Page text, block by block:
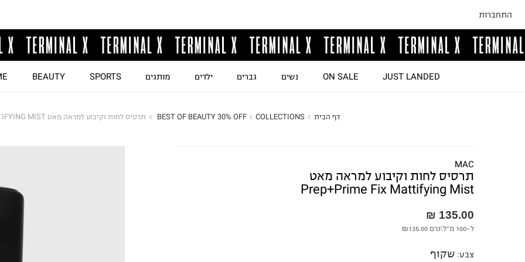
התחברות
JUST LANDED
ON SALE נשים גברים ילדים מותגים SPORTS
BEAUTY
דף הבית COLLECTIONS
BEST OF BEAUTY 30% OFF תרסיס לחות וקיבוע למראה מאט PREP+PRIME FIX MATTIFYING MIST
MAC
תרסיס לחות וקיבוע למראה מאט
Prep+Prime Fix Mattifying Mist
135.00 ₪
₪135.00 ל-100 מ"ל\גרם
צבע: שקוף